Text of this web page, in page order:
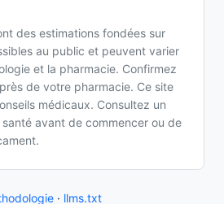
des estimations fondées sur
au public et peuvent varier
et la pharmacie. Confirmez
de votre pharmacie. Ce site
médicaux. Consultez un
avant de commencer ou de
· llms.txt